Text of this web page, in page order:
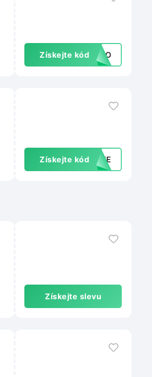
Získejte kódUENO
Získejte kód9GTE
Získejte slevu